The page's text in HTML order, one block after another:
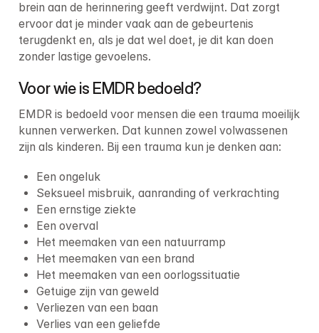
brein aan de herinnering geeft verdwijnt. Dat zorgt
ervoor dat je minder vaak aan de gebeurtenis
terugdenkt en, als je dat wel doet, je dit kan doen
zonder lastige gevoelens.
Voor wie is EMDR bedoeld?
EMDR is bedoeld voor mensen die een trauma moeilijk
kunnen verwerken. Dat kunnen zowel volwassenen
zijn als kinderen. Bij een trauma kun je denken aan:
Een ongeluk
Seksueel misbruik, aanranding of verkrachting
Een ernstige ziekte
Een overval
Het meemaken van een natuurramp
Het meemaken van een brand
Het meemaken van een oorlogssituatie
Getuige zijn van geweld
Verliezen van een baan
Verlies van een geliefde